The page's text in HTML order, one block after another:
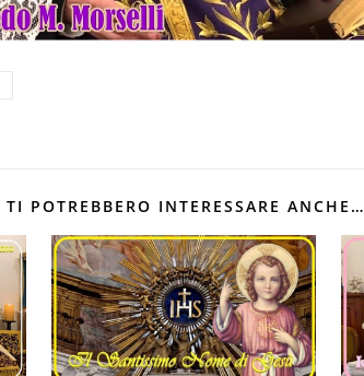
TI POTREBBERO INTERESSARE ANCHE…